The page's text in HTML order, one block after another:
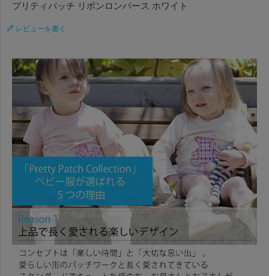
プリティパッチ リボンロンパース ホワイト
レビューを書く